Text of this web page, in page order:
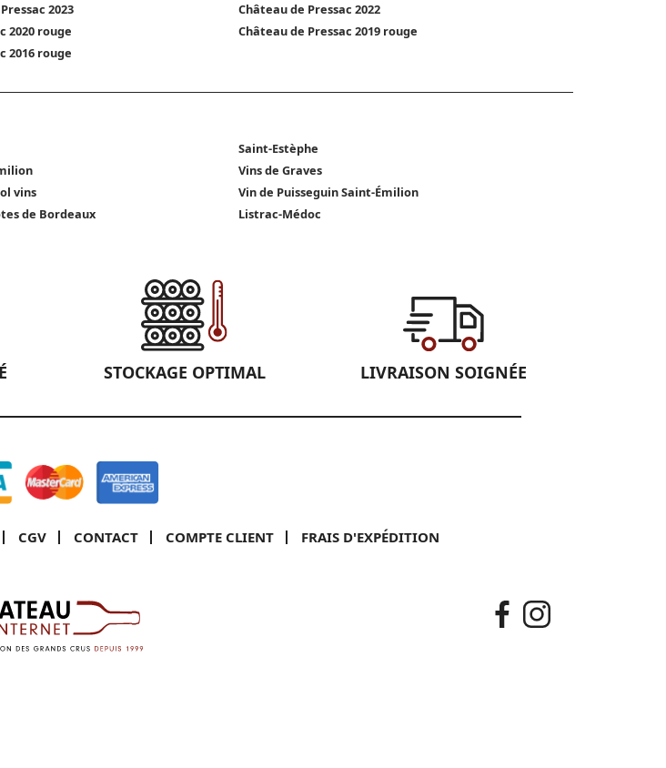
2023
Château de Pressac 2022
2020 rouge
Château de Pressac 2019 rouge
2016 rouge
Saint-Estèphe
Vins de Graves
vins
Vin de Puisseguin Saint-Émilion
de Bordeaux
Listrac-Médoc
STOCKAGE OPTIMAL LIVRAISON SOIGNÉE
CGV CONTACT COMPTE CLIENT FRAIS D'EXPÉDITION